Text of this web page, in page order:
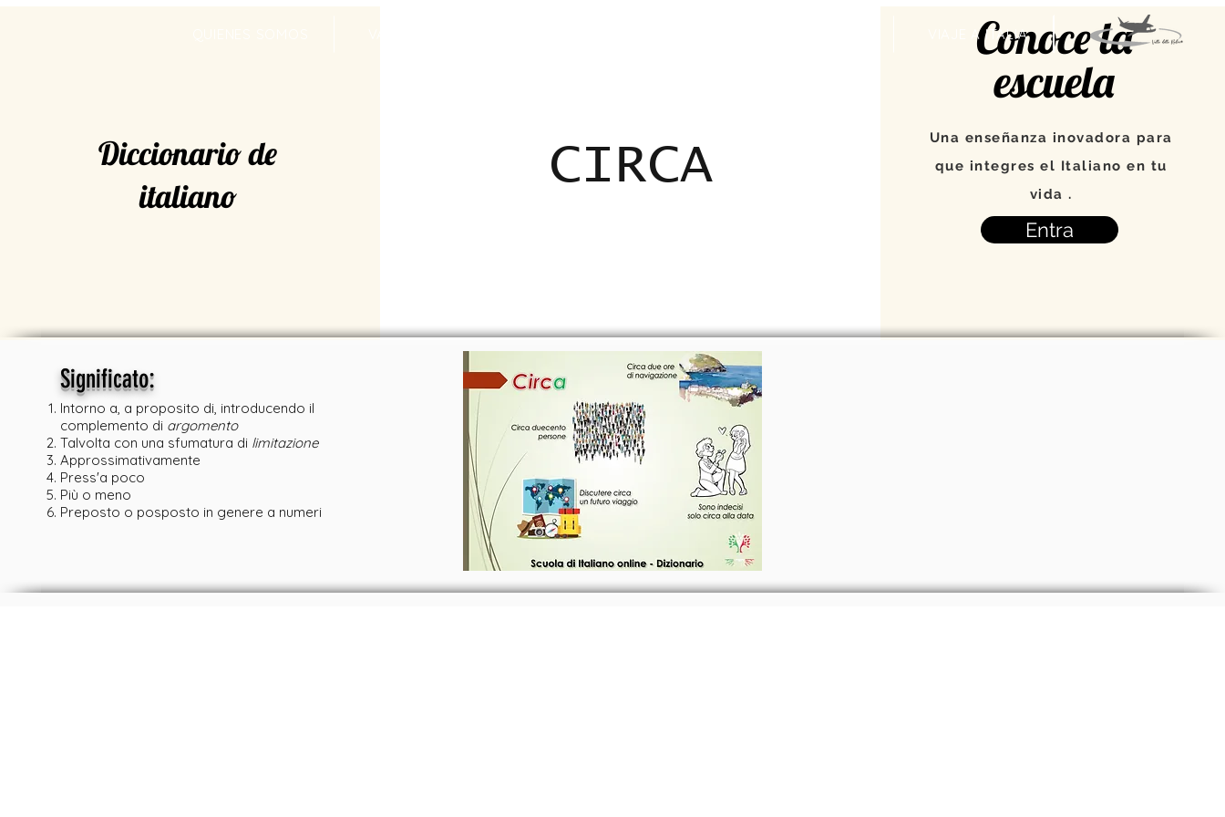
VIAJE A ITALIA
Diccionario de
italiano
CIRCA
Conoce la
escuela
Una enseñanza inovadora para
que integres el Italiano en tu
vida .
Entra
Significato:
Intorno a, a proposito di, introducendo il
complemento di argomento
Talvolta con una sfumatura di limitazione
Approssimativamente
Press'a poco
Più o meno
Preposto o posposto in genere a numeri